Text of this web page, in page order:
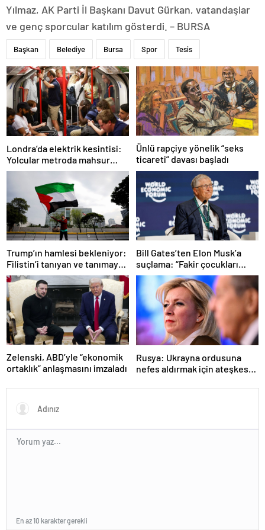
Yılmaz, AK Parti İl Başkanı Davut Gürkan, vatandaşlar
ve genç sporcular katılım gösterdi. – BURSA
Başkan Belediye Bursa Spor Tesis
Londra’da elektrik kesintisi:
Yolcular metroda mahsur
kaldı
Ünlü rapçiye yönelik “seks
ticareti” davası başladı
Trump’ın hamlesi bekleniyor:
Filistin’i tanıyan ve tanımayan
ülkeler hangileri?
Bill Gates’ten Elon Musk’a
suçlama: “Fakir çocukları
öldürdü”
Zelenski, ABD’yle “ekonomik
ortaklık” anlaşmasını imzaladı
Rusya: Ukrayna ordusuna
nefes aldırmak için ateşkes
En az 10 karakter gerekli